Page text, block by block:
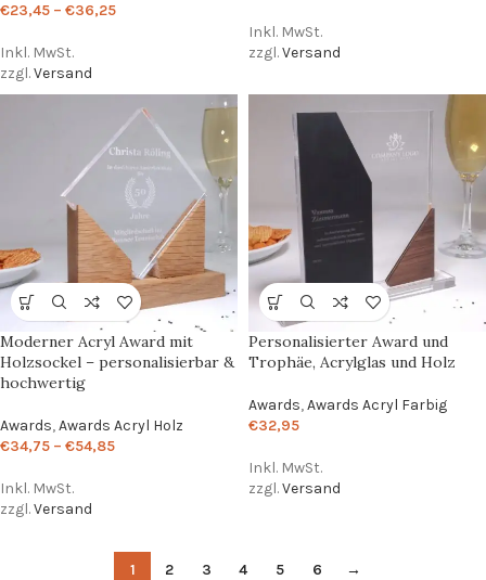
€23,45 – €36,25
Inkl. MwSt.
zzgl.Versand
Inkl. MwSt.
zzgl.Versand
Moderner Acryl Award mit
Holzsockel – personalisierbar &
hochwertig
Awards,Awards Acryl Holz
€34,75 – €54,85
Inkl. MwSt.
zzgl.Versand
Personalisierter Award und
Trophäe, Acrylglas und Holz
Awards,Awards Acryl Farbig
€32,95
Inkl. MwSt.
zzgl.Versand
1 2 3 4 5 6 →